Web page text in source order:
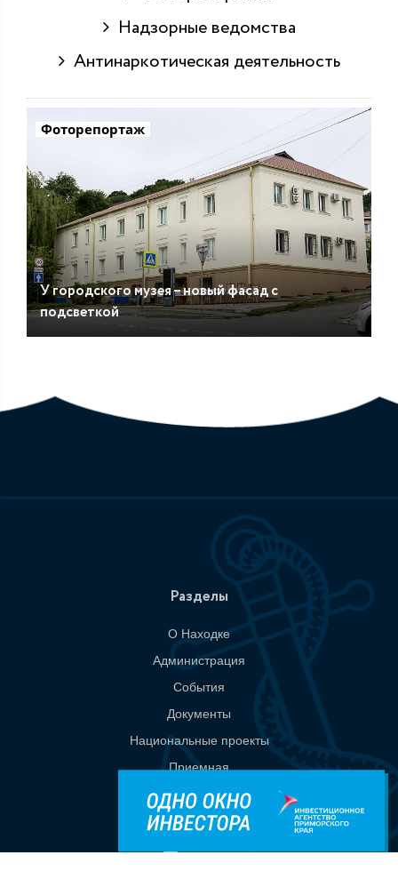
Надзорные ведомства
Антинаркотическая деятельность
Фоторепортаж
У городского музея – новый фасад с
подсветкой
Разделы
О Находке
Администрация
События
Документы
Национальные проекты
Приемная
Контакты